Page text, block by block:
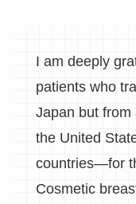
I am deeply
patients who
Japan but
the United
countries—for
Cosmetic